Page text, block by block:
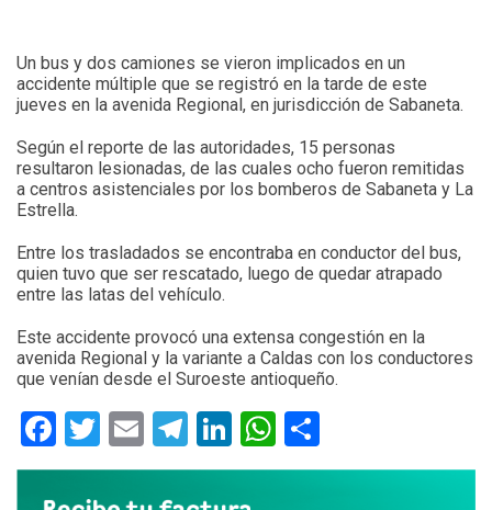
Un bus y dos camiones se vieron implicados en un
accidente múltiple que se registró en la tarde de este
jueves en la avenida Regional, en jurisdicción de Sabaneta.
Según el reporte de las autoridades, 15 personas
resultaron lesionadas, de las cuales ocho fueron remitidas
a centros asistenciales por los bomberos de Sabaneta y La
Estrella.
Entre los trasladados se encontraba en conductor del bus,
quien tuvo que ser rescatado, luego de quedar atrapado
entre las latas del vehículo.
Este accidente provocó una extensa congestión en la
avenida Regional y la variante a Caldas con los conductores
que venían desde el Suroeste antioqueño.
Facebook
Twitter
EmailTelegram
LinkedIn
WhatsApp